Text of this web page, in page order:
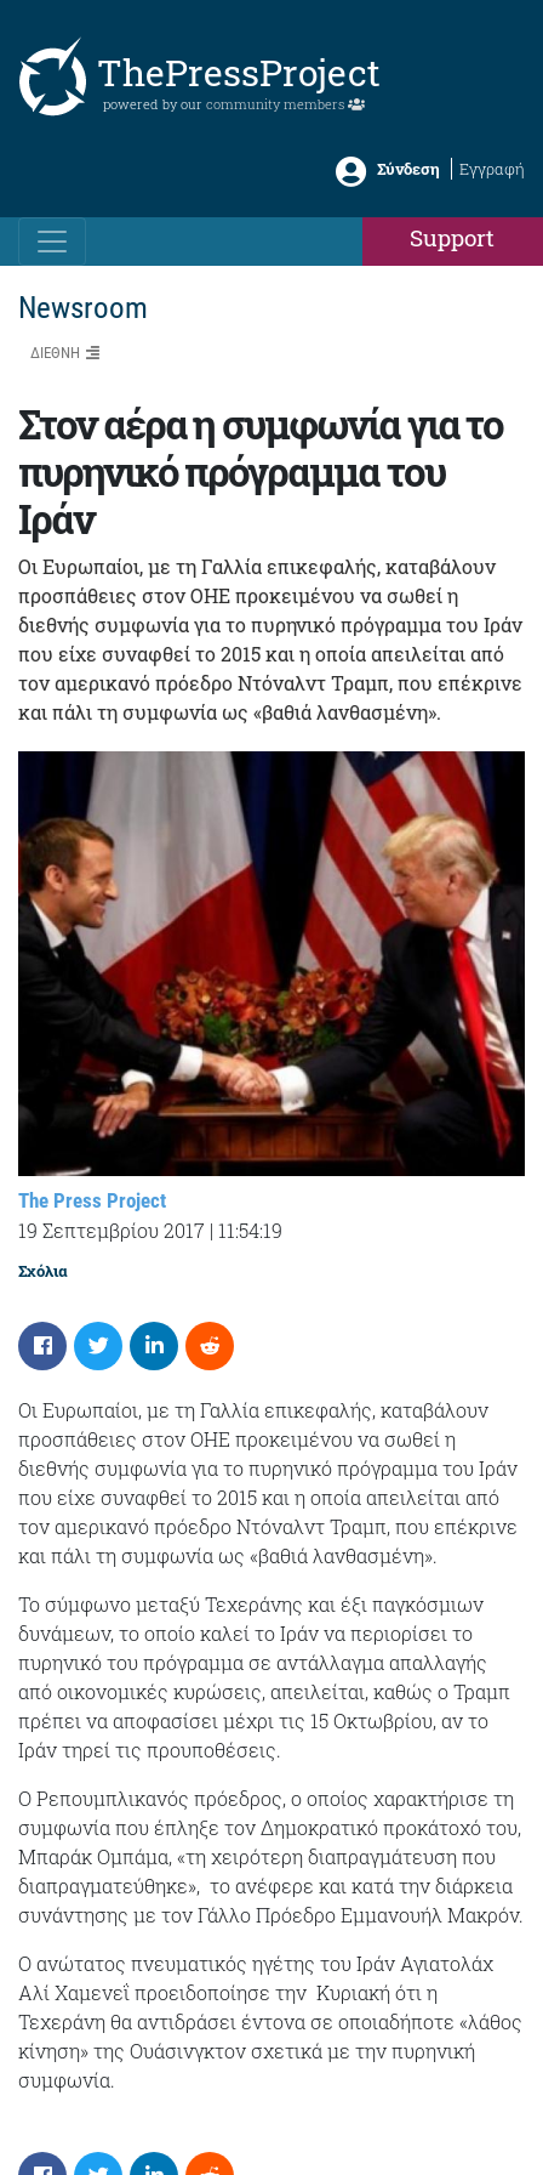
ThePressProject
powered by our community members
Σύνδεση Εγγραφή
Support
Newsroom
ΔΙΕΘΝΗ
Στον αέρα η συμφωνία για το
πυρηνικό πρόγραμμα του
Ιράν
Οι Ευρωπαίοι, με τη Γαλλία επικεφαλής, καταβάλουν
προσπάθειες στον ΟΗΕ προκειμένου να σωθεί η
διεθνής συμφωνία για το πυρηνικό πρόγραμμα του Ιράν
που είχε συναφθεί το 2015 και η οποία απειλείται από
τον αμερικανό πρόεδρο Ντόναλντ Τραμπ, που επέκρινε
και πάλι τη συμφωνία ως «βαθιά λανθασμένη».
The Press Project
19 Σεπτεμβρίου 2017 | 11:54:19
Σχόλια
Οι Ευρωπαίοι, με τη Γαλλία επικεφαλής, καταβάλουν
προσπάθειες στον ΟΗΕ προκειμένου να σωθεί η
διεθνής συμφωνία για το πυρηνικό πρόγραμμα του Ιράν
που είχε συναφθεί το 2015 και η οποία απειλείται από
τον αμερικανό πρόεδρο Ντόναλντ Τραμπ, που επέκρινε
και πάλι τη συμφωνία ως «βαθιά λανθασμένη».
Το σύμφωνο μεταξύ Τεχεράνης και έξι παγκόσμιων
δυνάμεων, το οποίο καλεί το Ιράν να περιορίσει το
πυρηνικό του πρόγραμμα σε αντάλλαγμα απαλλαγής
από οικονομικές κυρώσεις, απειλείται, καθώς ο Τραμπ
πρέπει να αποφασίσει μέχρι τις 15 Οκτωβρίου, αν το
Ιράν τηρεί τις προυποθέσεις.
Ο Ρεπουμπλικανός πρόεδρος, ο οποίος χαρακτήρισε τη
συμφωνία που έπληξε τον Δημοκρατικό προκάτοχό του,
Μπαράκ Ομπάμα, «τη χειρότερη διαπραγμάτευση που
διαπραγματεύθηκε», το ανέφερε και κατά την διάρκεια
συνάντησης με τον Γάλλο Πρόεδρο Εμμανουήλ Μακρόν.
Ο ανώτατος πνευματικός ηγέτης του Ιράν Αγιατολάχ
Αλί Χαμενεΐ προειδοποίησε την Κυριακή ότι η
Τεχεράνη θα αντιδράσει έντονα σε οποιαδήποτε «λάθος
κίνηση» της Ουάσινγκτον σχετικά με την πυρηνική
συμφωνία.